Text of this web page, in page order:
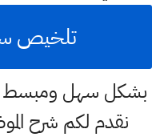
تلخيص
بشكل سهل ومبسط
نقدم لكم شرح